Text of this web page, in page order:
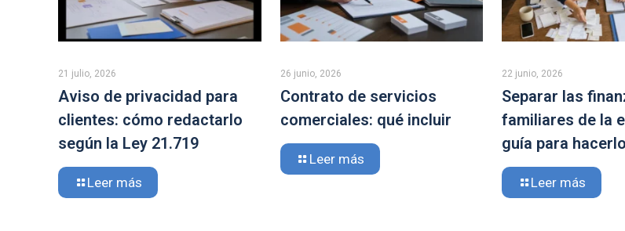
21 julio, 2026
Aviso de privacidad para
clientes: cómo redactarlo
según la Ley 21.719
Leer más
26 junio, 2026
Contrato de servicios
comerciales: qué incluir
Leer más
22 junio, 2026
Separar las
familiares de la
guía para
Leer más